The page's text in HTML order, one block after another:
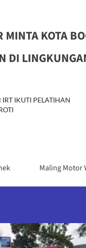
KOTA
DI
IKUTI PELATIHAN
Maling Motor